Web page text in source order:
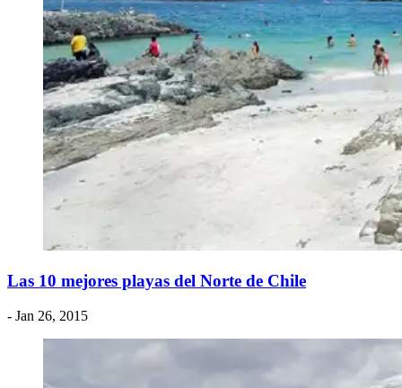
​Las 10 mejores playas del Norte de Chile
- Jan 26, 2015